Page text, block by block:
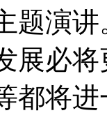
题演
展必
都将